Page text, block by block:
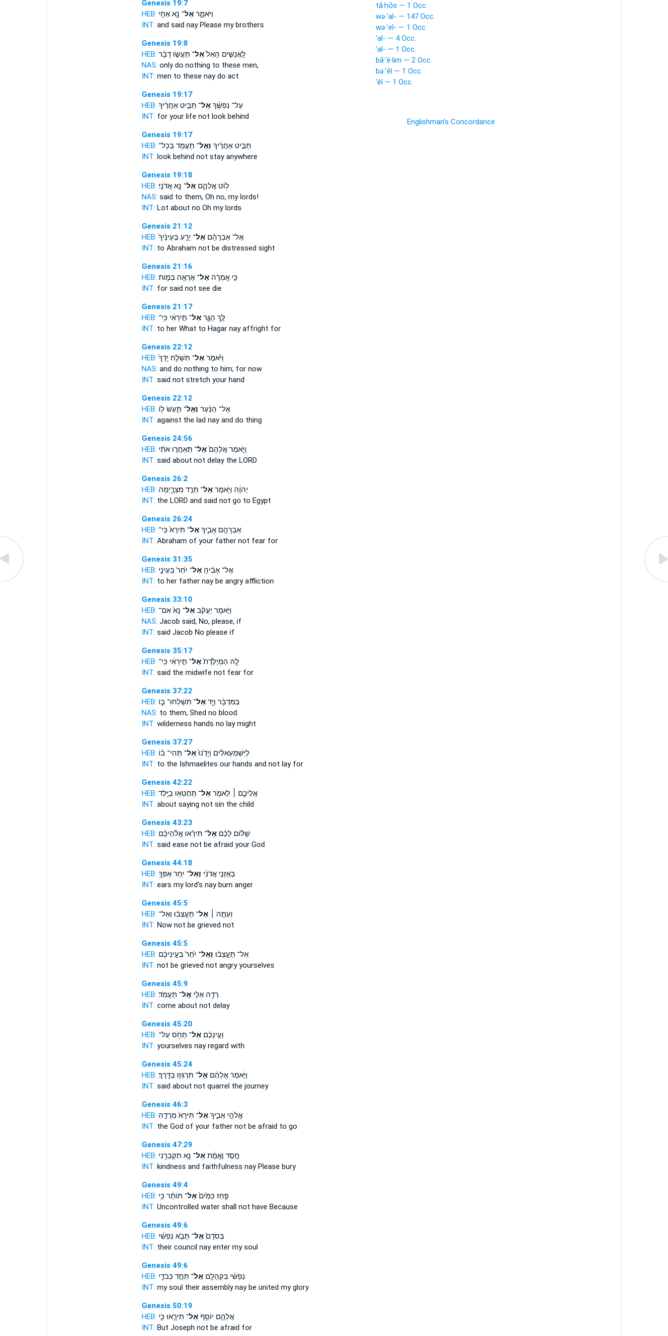
Genesis 19:7
HEB:
וַיֹּאמַ֑ראַל־ נָ֥א אַחַ֖י
INT: and said nayPlease my brothers
Genesis 19:8
HEB:
לָֽאֲנָשִׁ֤ים הָאֵל֙אַל־תַּעֲשׂ֣וּ דָבָ֔ר
NAS: only do nothing to these men,
INT: men to these naydo act
Genesis 19:17
HEB:
עַל־ נַפְשֶׁ֔ךָאַל־תַּבִּ֣יט אַחֲרֶ֔יךָ
INT: for your life not look behind
Genesis 19:17
HEB:
תַּבִּ֣יט אַחֲרֶ֔יךָ וְאַֽל־תַּעֲמֹ֖ד בְּכָל־
INT: look behind not stay anywhere
Genesis 19:18
HEB:
ל֖וֹט אֲלֵהֶ֑םאַל־ נָ֖א אֲדֹנָֽי׃
NAS: said to them, Oh no,my lords!
INT: Lot about no Oh my lords
Genesis 21:12
HEB:
אֶל־ אַבְרָהָ֗םאַל־ יֵרַ֤ע בְּעֵינֶ֙יךָ֙
INT: to Abraham not be distressed sight
Genesis 21:16
HEB:
כִּ֣י אָֽמְרָ֔האַל־אֶרְאֶ֖ה בְּמ֣וֹת
INT: for said not see die
Genesis 21:17
HEB:
לָּ֣ךְ הָגָ֑ראַל־תִּ֣ירְאִ֔י כִּֽי־
INT: to her What to Hagar nayaffright for
Genesis 22:12
HEB:
וַיֹּ֗אמֶראַל־תִּשְׁלַ֤ח יָֽדְךָ֙
NAS: and do nothing to him; for now
INT: said not stretch your hand
Genesis 22:12
HEB:
אֶל־ הַנַּ֔עַר וְאַל־תַּ֥עַשׂ ל֖וֹ
INT: against the lad nayand do thing
Genesis 24:56
HEB:
וַיֹּ֤אמֶר אֲלֵהֶם֙אַל־תְּאַחֲר֣וּ אֹתִ֔י
INT: said about not delay the LORD
Genesis 26:2
HEB:
יְהוָ֔ה וַיֹּ֖אמֶראַל־תֵּרֵ֣ד מִצְרָ֑יְמָה
INT: the LORD and said not go to Egypt
Genesis 26:24
HEB:
אַבְרָהָ֣ם אָבִ֑יךָאַל־תִּירָא֙ כִּֽי־
INT: Abraham of your father not fear for
Genesis 31:35
HEB:
אֶל־ אָבִ֗יהָאַל־ יִ֙חַר֙ בְּעֵינֵ֣י
INT: to her father naybe angry affliction
Genesis 33:10
HEB:
וַיֹּ֣אמֶר יַעֲקֹ֗באַל־ נָא֙ אִם־
NAS: Jacob said, No,please, if
INT: said Jacob No please if
Genesis 35:17
HEB:
לָ֤הּ הַמְיַלֶּ֙דֶת֙אַל־תִּ֣ירְאִ֔י כִּֽי־
INT: said the midwife not fear for
Genesis 37:22
HEB:
בַּמִּדְבָּ֔ר וְיָ֖דאַל־תִּשְׁלְחוּ־ ב֑וֹ
NAS: to them, Shed no blood.
INT: wilderness hands no lay might
Genesis 37:27
HEB:
לַיִּשְׁמְעֵאלִ֗ים וְיָדֵ֙נוּ֙אַל־תְּהִי־ ב֔וֹ
INT: to the Ishmaelites our hands and not lay for
Genesis 42:22
HEB:
אֲלֵיכֶ֧ם ׀ לֵאמֹ֛ראַל־תֶּחֶטְא֥וּ בַיֶּ֖לֶד
INT: about saying not sin the child
Genesis 43:23
HEB:
שָׁל֨וֹם לָכֶ֜םאַל־תִּירָ֗אוּ אֱלֹ֨הֵיכֶ֜ם
INT: said ease not be afraid your God
Genesis 44:18
HEB:
בְּאָזְנֵ֣י אֲדֹנִ֔י וְאַל־ יִ֥חַר אַפְּךָ֖
INT: ears my lord's nayburn anger
Genesis 45:5
HEB:
וְעַתָּ֣ה ׀אַל־תֵּעָ֣צְב֗וּ וְאַל־
INT: Now not be grieved not
Genesis 45:5
HEB:
אַל־ תֵּעָ֣צְב֗וּ וְאַל־ יִ֙חַר֙ בְּעֵ֣ינֵיכֶ֔ם
INT: not be grieved not angry yourselves
Genesis 45:9
HEB:
רְדָ֥ה אֵלַ֖יאַֽל־תַּעֲמֹֽד׃
INT: come about not delay
Genesis 45:20
HEB:
וְעֵ֣ינְכֶ֔םאַל־תָּחֹ֖ס עַל־
INT: yourselves nayregard with
Genesis 45:24
HEB:
וַיֹּ֣אמֶר אֲלֵהֶ֔םאַֽל־תִּרְגְּז֖וּ בַּדָּֽרֶךְ׃
INT: said about not quarrel the journey
Genesis 46:3
HEB:
אֱלֹהֵ֣י אָבִ֑יךָאַל־תִּירָא֙ מֵרְדָ֣ה
INT: the God of your father not be afraid to go
Genesis 47:29
HEB:
חֶ֣סֶד וֶאֱמֶ֔תאַל־ נָ֥א תִקְבְּרֵ֖נִי
INT: kindness and faithfulness nayPlease bury
Genesis 49:4
HEB:
פַּ֤חַז כַּמַּ֙יִם֙אַל־תּוֹתַ֔ר כִּ֥י
INT: Uncontrolled water shall not have Because
Genesis 49:6
HEB:
בְּסֹדָם֙אַל־תָּבֹ֣א נַפְשִׁ֔י
INT: their council nayenter my soul
Genesis 49:6
HEB:
נַפְשִׁ֔י בִּקְהָלָ֖םאַל־תֵּחַ֣ד כְּבֹדִ֑י
INT: my soul their assemblynaybe united my glory
Genesis 50:19
HEB:
אֲלֵהֶ֛ם יוֹסֵ֖ףאַל־תִּירָ֑אוּ כִּ֛י
INT: But Joseph not be afraid for
tā·ḥōs — 1 Occ.
wə·’al- — 147 Occ.
wə·’el- — 1 Occ.
’al- — 4 Occ.
’al- — 1 Occ.
bā·’ê·lim — 2 Occ.
bə·’êl — 1 Occ.
’êl — 1 Occ.
Englishman's Concordance